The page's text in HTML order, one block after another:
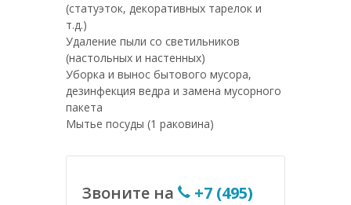
(статуэток, декоративных тарелок и
т.д.)
Удаление пыли со светильников
(настольных и настенных)
Уборка и вынос бытового мусора,
дезинфекция ведра и замена мусорного
пакета
Мытье посуды (1 раковина)
Звоните на
+7 (495)